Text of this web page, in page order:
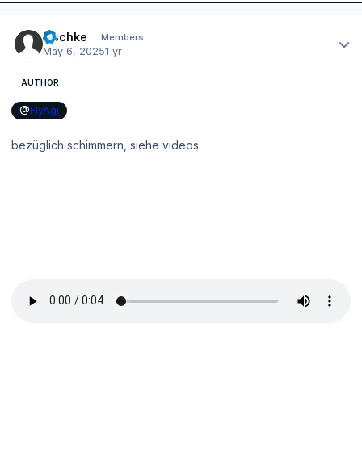
zischke Members
May 6, 20251 yr
AUTHOR
@FlyAgi
bezüglich schimmern, siehe videos.